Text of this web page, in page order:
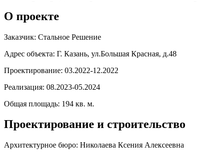
О проекте
Заказчик: Стальное Решение
Адрес объекта: Г. Казань, ул.Большая Красная, д.48
Проектирование: 03.2022-12.2022
Реализация: 08.2023-05.2024
Общая площадь: 194 кв. м.
Проектирование и строительство
Архитектурное бюро: Николаева Ксения Алексеевна